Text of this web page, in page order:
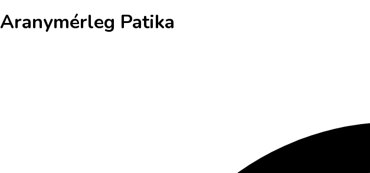
Aranymérleg Patika